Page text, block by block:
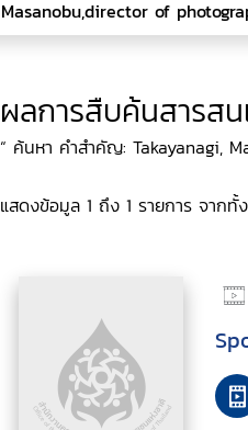
ผลการสืบค้นสารส
“ ค้นหา คำสำคัญ: Takayanagi,
แสดงข้อมูล 1 ถึง 1 รายการ จากทั้